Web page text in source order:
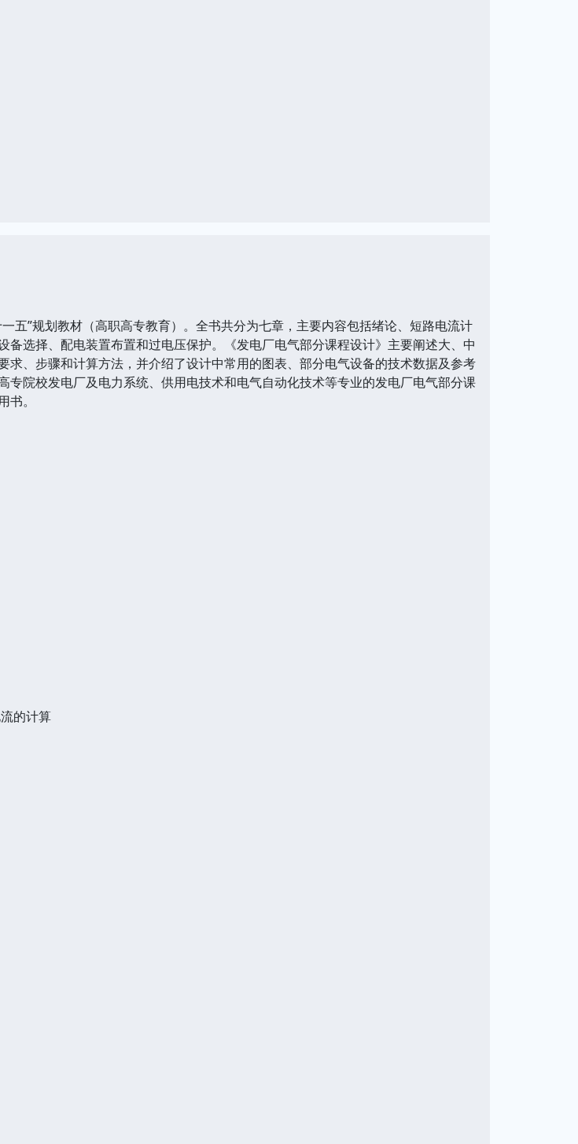
五”规划教材（高职高专教育）。全书共分为七章，主要内容包括绪论、短路电流计
备选择、配电装置布置和过电压保护。《发电厂电气部分课程设计》主要阐述大、中
求、步骤和计算方法，并介绍了设计中常用的图表、部分电气设备的技术数据及参考
专院校发电厂及电力系统、供用电技术和电气自动化技术等专业的发电厂电气部分课
。
的计算